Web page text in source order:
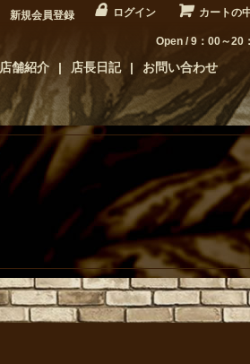
新規会員登録 ログイン カートの
Open / 9：00～20
店舗紹介 店長日記 お問い合わせ